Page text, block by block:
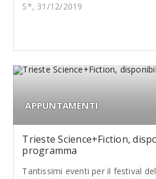
S*, 31/12/2019
APPUNTAMENTI
Trieste Science+Fiction,
programma
Tantissimi eventi per il festival